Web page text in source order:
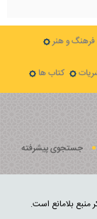
فرهنگ و هنر
کتاب ها
جستجوی پيشرفته
بلامانع است.